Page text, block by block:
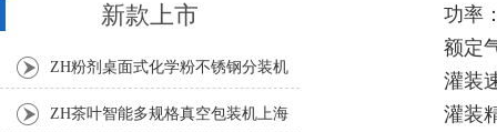
功率
额定
灌装
灌装
新款上市
ZH粉剂桌面式化学粉不锈钢分装机
ZH茶叶智能多规格真空包装机上海